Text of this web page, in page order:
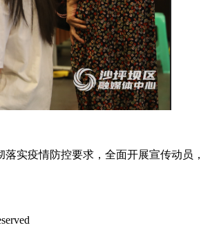
实疫情防控要求，全面开展宣传动员